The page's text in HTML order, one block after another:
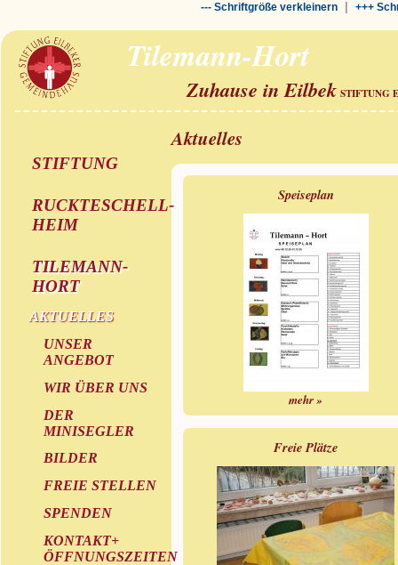
--- Schriftgröße verkleinern| +++
Tilemann-Hort
Zuhause in Eilbek STIFTUNG
STIFTUNG
RUCKTESCHELL-
HEIM
TILEMANN-
HORT
AKTUELLES
UNSER
ANGEBOT
WIR ÜBER UNS
DER
MINISEGLER
BILDER
FREIE STELLEN
SPENDEN
KONTAKT+
ÖFFNUNGSZEITEN
Aktuelles
Speiseplan
mehr »
Freie Plätze